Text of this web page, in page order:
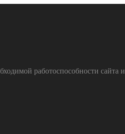
работоспособности сайта